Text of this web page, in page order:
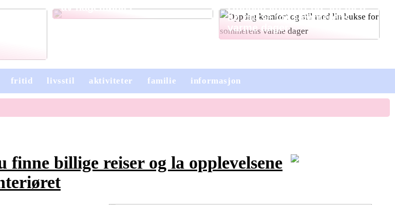
av hagemøbler
Oppdag komfort og stil med
lin bukse for sommerens
varme dager
fritid livsstil aktiviteter familie informasjon
finne billige reiser og la opplevelsene